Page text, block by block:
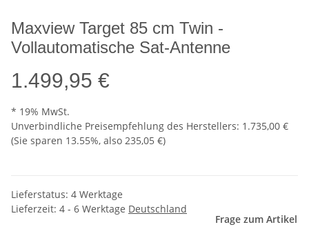
Maxview Target 85 cm Twin -
Vollautomatische Sat-Antenne
1.499,95 €
* 19% MwSt.
Unverbindliche Preisempfehlung des Herstellers: 1.735,00 €
(Sie sparen 13.55%, also 235,05 €)
Lieferstatus: 4 Werktage
Lieferzeit: 4 - 6 Werktage Deutschland
Frage zum Artikel